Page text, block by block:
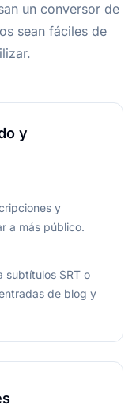
un conversor de
sean fáciles de
y
y
a más público.
subtítulos SRT o
de blog y